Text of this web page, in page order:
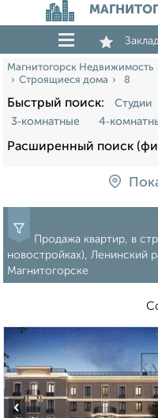
Магнитогорск Недвижимость
Строящиеся дома
8
Быстрый поиск: Студии
3‑комнатные
Расширенный поиск
Продажа квартир, в
новостройках), Ленинский
Магнитогорске
‹